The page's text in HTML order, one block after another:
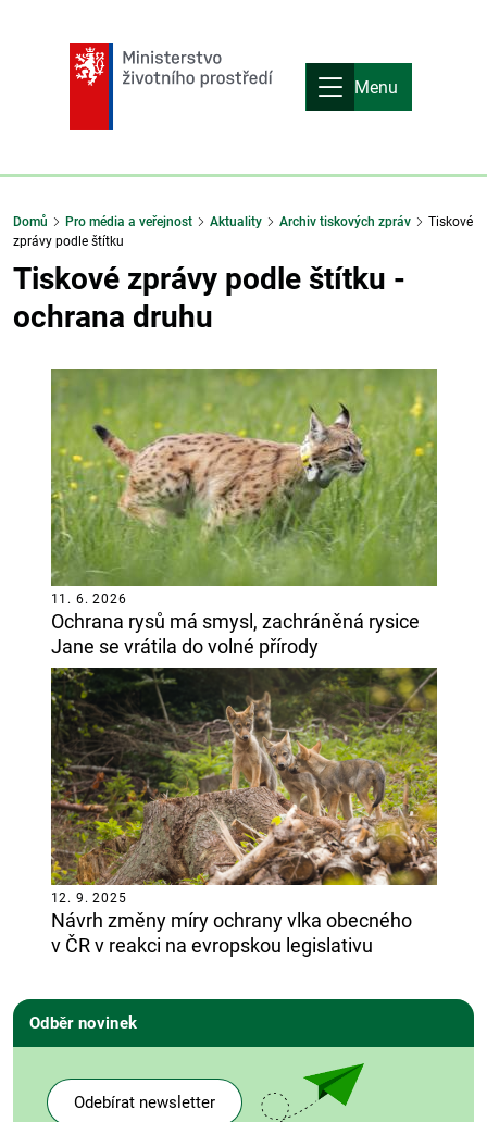
Menu
Domů Pro média a veřejnost Aktuality Archiv tiskových zpráv
Tiskové
zprávy podle štítku
Tiskové zprávy podle štítku -
ochrana druhu
Ochrana rysů má smysl, zachráněná rysice
Jane se vrátila do volné přírody
11. 6. 2026
Návrh změny míry ochrany vlka obecného
v ČR v reakci na evropskou legislativu
12. 9. 2025
Odběr novinek
Odebírat newsletter